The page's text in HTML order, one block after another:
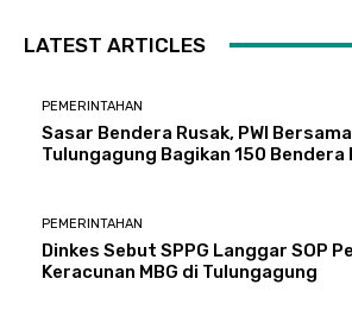
LATEST ARTICLES
PEMERINTAHAN
Sasar Bendera Rusak, PWI
Tulungagung Bagikan 150 Bendera
PEMERINTAHAN
Dinkes Sebut SPPG Langgar SOP
Keracunan MBG di Tulungagung